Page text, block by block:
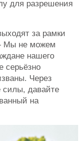
для разрешения
за рамки
Мы не можем
нашего
серьёзно
Через
силы, давайте
на